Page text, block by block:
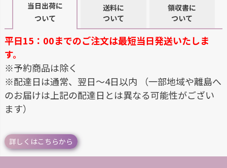
当日出荷に
ついて
送料に
ついて
領収書に
ついて
平日15：00までのご注文は最短当日発送いたしま
す。
※予約商品は除く
※配達日は通常、翌日～4日以内 （一部地域や離島へ
のお届けは上記の配達日とは異なる可能性がござい
ます）
詳しくはこちらから